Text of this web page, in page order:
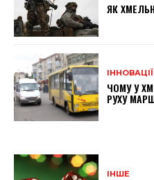
ЯК
ІННОВАЦІЇ
ЧОМУ У
РУХУ
ІНШЕ